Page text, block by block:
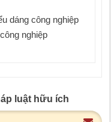
dáng công nghiệp
nghiệp
luật hữu ích